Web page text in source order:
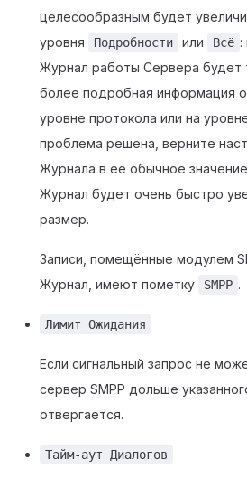
целесообразным будет
уровня
Подробности или Всё :
Журнал работы Сервера будет
более подробная информация
уровне протокола или на
проблема решена, верните
Журнала в её обычное
Журнал будет очень быстро
размер.
Записи, помещённые модулем
Журнал, имеют пометку
SMPP .
Лимит Ожидания
Если сигнальный запрос не
сервер SMPP дольше
отвергается.
Тайм-аут Диалогов